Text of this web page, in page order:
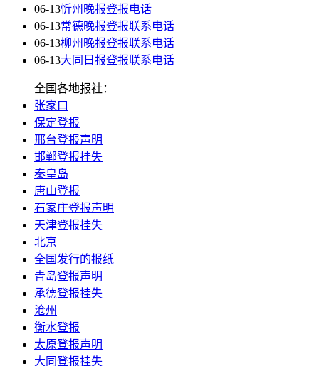
06-13忻州晚报登报电话
06-13常德晚报登报联系电话
06-13柳州晚报登报联系电话
06-13大同日报登报联系电话
全国各地报社：
张家口
保定登报
邢台登报声明
邯郸登报挂失
秦皇岛
唐山登报
石家庄登报声明
天津登报挂失
北京
全国发行的报纸
青岛登报声明
承德登报挂失
沧州
衡水登报
太原登报声明
大同登报挂失